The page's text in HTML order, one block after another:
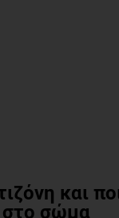
και
στο σώμα